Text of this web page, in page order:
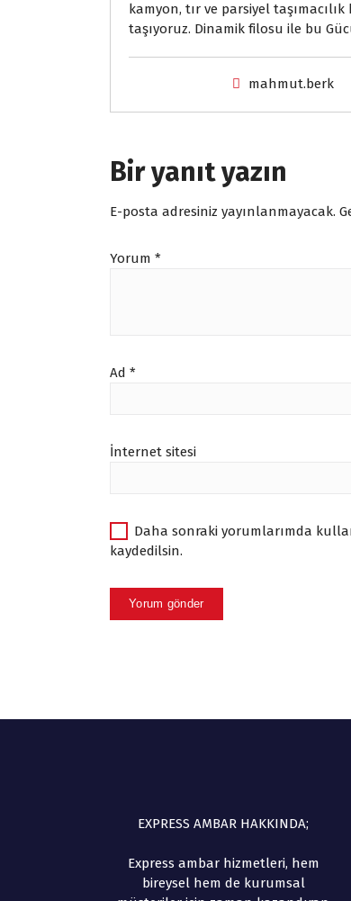
kamyon, tır ve parsiyel
taşıyoruz. Dinamik filosu ile bu
mahmut.berk
Bir yanıt yazın
E-posta adresiniz yayınlanmayacak.
Yorum *
Ad *
İnternet sitesi
Daha sonraki yorumlarımda
kaydedilsin.
EXPRESS AMBAR HAKKINDA;
Express ambar hizmetleri, hem
bireysel hem de kurumsal